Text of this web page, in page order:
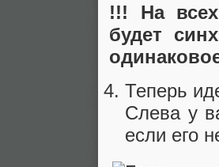
!!! На
будет
Теперь
Слева у
если его